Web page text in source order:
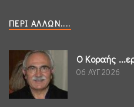
ΠΕΡΊ ΆΛΛΩΝ....
Ο Κοραής
06 ΑΥΓ 2026